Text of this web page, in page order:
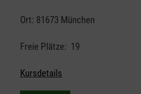
Ort: 81673 München
Freie Plätze: 19
Kursdetails